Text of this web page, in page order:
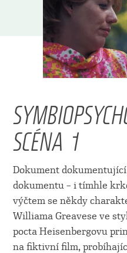
SCÉNA 1
Dokument
dokumentu – i tímhle
výčtem se někdy
Williama Greavese ve
pocta Heisenbergovu
na fiktivní film,